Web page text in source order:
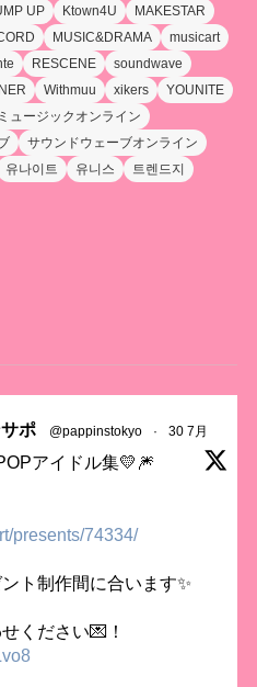
UP Ktown4U
MAKESTAR
MUSIC&DRAMA
musicart
RESCENE
soundwave
Withmuu xikers
YOUNITE
ュージックオンライン
サウンドウェーブオンライン
유나이트 유니스
트렌드지
ポ @pappinstokyo · 30 7月
アイドル集💛🎆
presents/74334/
ト制作間に合います✨
ください💌！